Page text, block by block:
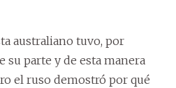
australiano tuvo, por
su parte y de esta manera
el ruso demostró por qué